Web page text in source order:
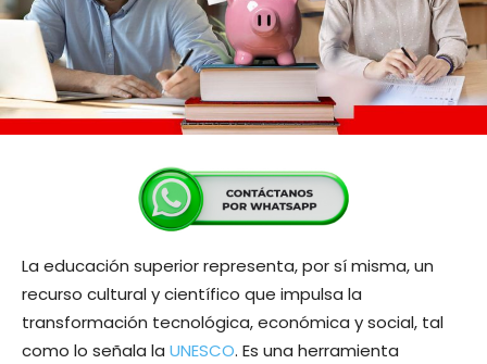
La educación superior representa, por sí misma, un
recurso cultural y científico que impulsa la
transformación tecnológica, económica y social, tal
como lo señala la UNESCO. Es una herramienta